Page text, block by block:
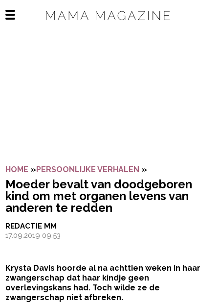
Open het mobiele menu
HOME »PERSOONLIJKE VERHALEN »
Moeder bevalt van doodgeboren
kind om met organen levens van
anderen te redden
REDACTIE MM
17.09.2019 09:53
Krysta Davis hoorde al na achttien weken in haar
zwangerschap dat haar kindje geen
overlevingskans had. Toch wilde ze de
zwangerschap niet afbreken.